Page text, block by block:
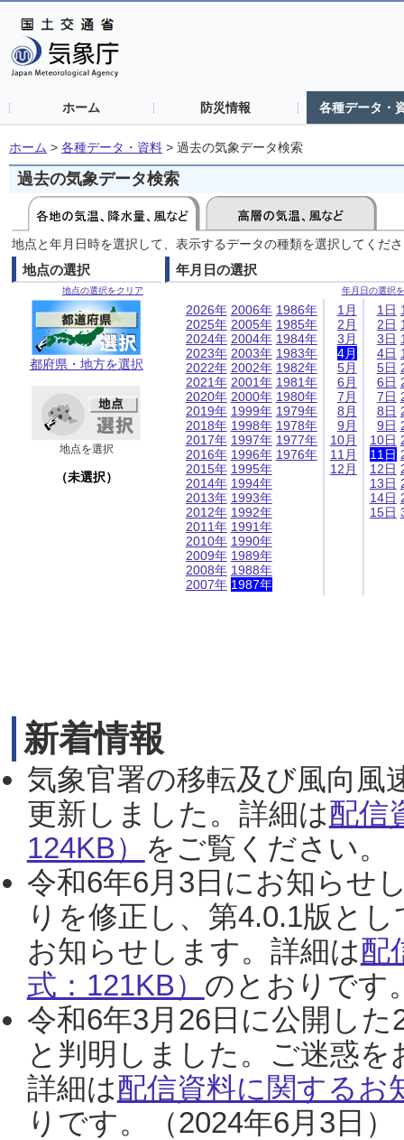
ホーム 防災情報 各種データ・
ホーム > 各種データ・資料 > 過去の気象データ検索
過去の気象データ検索
地点と年月日時を選択して、表示するデータの種類を選択してくだ
地点の選択
地点の選択をクリア
都府県・地方を選択
地点を選択
（未選択）
年月日の選択
年月日の選択
2026年
2025年
2024年
2023年
2022年
2021年
2020年
2019年
2018年
2017年
2016年
2015年
2014年
2013年
2012年
2011年
2010年
2009年
2008年
2007年
2006年
2005年
2004年
2003年
2002年
2001年
2000年
1999年
1998年
1997年
1996年
1995年
1994年
1993年
1992年
1991年
1990年
1989年
1988年
1987年
1986年
1985年
1984年
1983年
1982年
1981年
1980年
1979年
1978年
1977年
1976年
1月
2月
3月
4月
5月
6月
7月
8月
9月
10月
11月
12月
1日
2日
3日
4日
5日
6日
7日
8日
9日
10日
11日
12日
13日
14日
15日
新着情報
気象官署の移転及び風向風
更新しました。詳細は配信
124KB） をご覧ください。
令和6年6月3日にお知らせ
りを修正し、第4.0.1版と
お知らせします。詳細は配
式：121KB） のとおりです
令和6年3月26日に公開し
と判明しました。ご迷惑
詳細は配信資料に関するお
りです。（2024年6月3日）